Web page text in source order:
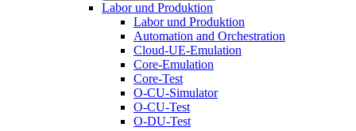
Labor und Produktion
Labor und Produktion
Automation and Orchestration
Cloud-UE-Emulation
Core-Emulation
Core-Test
O-CU-Simulator
O-CU-Test
O-DU-Test